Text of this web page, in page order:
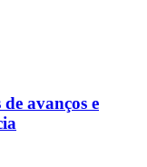
avanços e